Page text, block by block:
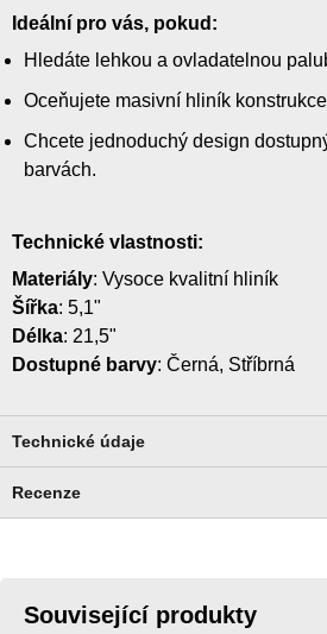
Ideální pro vás, pokud:
Hledáte lehkou a ovladatelnou
Oceňujete masivní hliník
Chcete jednoduchý design
barvách.
Technické vlastnosti:
Materiály: Vysoce kvalitní hliník
Šířka: 5,1"
Délka: 21,5"
Dostupné barvy: Černá, Stříbrná
Technické údaje
Recenze
Související produkty